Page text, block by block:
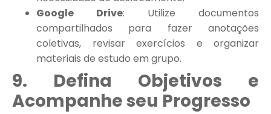
Google Drive: Utilize documentos
compartilhados para fazer anotações
coletivas, revisar exercícios e organizar
materiais de estudo em grupo.
9. Defina Objetivos e
Acompanhe seu Progresso